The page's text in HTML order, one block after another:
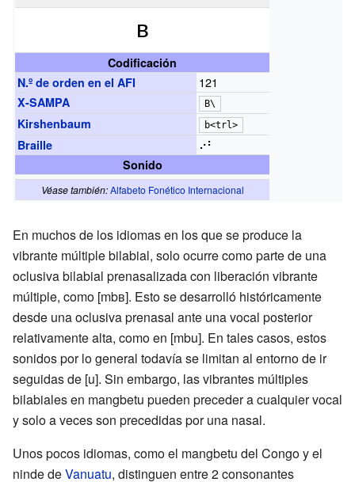
ʙ
Codificación
N.º de orden en elAFI 121
X-SAMPA B\
Kirshenbaum b<trl>
Braille ⠔⠃
Sonido
Véase también:Alfabeto Fonético Internacional
En muchos de los idiomas en los que se produce la
vibrante múltiple bilabial, solo ocurre como parte de una
oclusiva bilabial prenasalizada con liberación vibrante
múltiple, como [mbʙ]. Esto se desarrolló históricamente
desde una oclusiva prenasal ante una vocal posterior
relativamente alta, como en [mbu]. En tales casos, estos
sonidos por lo general todavía se limitan al entorno de ir
seguidas de [u]. Sin embargo, las vibrantes múltiples
bilabiales en mangbetu pueden preceder a cualquier vocal
y solo a veces son precedidas por una nasal.
Unos pocos idiomas, como el mangbetu del Congo y el
nindedeVanuatu, distinguen entre 2 consonantes